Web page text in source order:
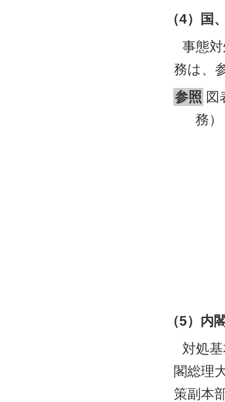
（4）国
事態
務は、
参照 図
務）
（5）内
対処
閣総理
策副本